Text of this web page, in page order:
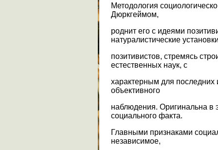
Методология
Дюркгеймом,
роднит его с идеями
натуралистические
позитивистов, стремясь
естественных наук, с
характерным для
объективного
наблюдения. Оригинальна в
социального факта.
Главными признаками
независимое,